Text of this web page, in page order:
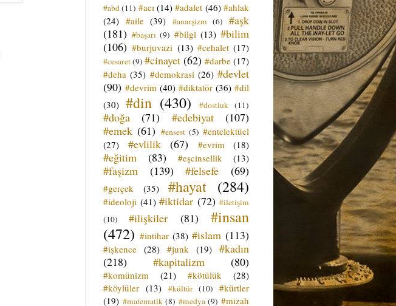
#abd (11) #acı (14) #adalet (46) #ahlak
(24) #aile (39) #anarşizm (6)
#aşk
(181) #başarı (9) #bilgi (13) #bilim
(106) #burjuvazi (13) #cehalet (17)
#cesaret(9) #cinayet (62) #darbe (17)
#deha (35) #demokrasi (26) #devlet
(90) #devrim (40) #diktatör (36) #dil
(30) #din (430) #dostluk (11)
#doğa (71) #edebiyat
(107)
#emek (61) #ensest (5) #entelektüel
(27)
#evlilik (67) #evrim (18)
#eğitim (83) #eşcinsellik (13)
#faşizm (139) #felsefe (69)
#gerçek (35) #hayat (284)
#ideoloji (41) #iktidar (72) #iletişim
(10)
#ilişkiler (81)
#insan
(472) #intihar (38) #islam (113)
#işkence (28) #junk (19) #kadın
(218)
#kapitalizm (80)
#komünizm (21) #kötülük
(28)
#köylüler (13) #kültür (10)
#kürtler
(19) #matematik (8) #medya (9) #mizah